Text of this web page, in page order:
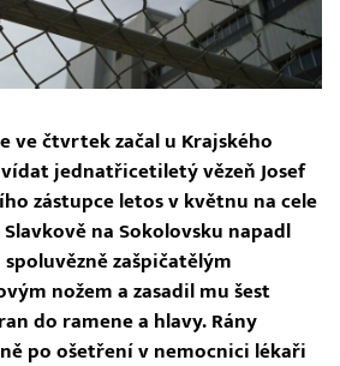
ve čtvrtek začal u Krajského
jednatřicetiletý vězeň Josef
zástupce letos v květnu na cele
na Sokolovsku napadl
zašpičatělým
nožem a zasadil mu šest
do ramene a hlavy. Rány
po ošetření v nemocnici lékaři